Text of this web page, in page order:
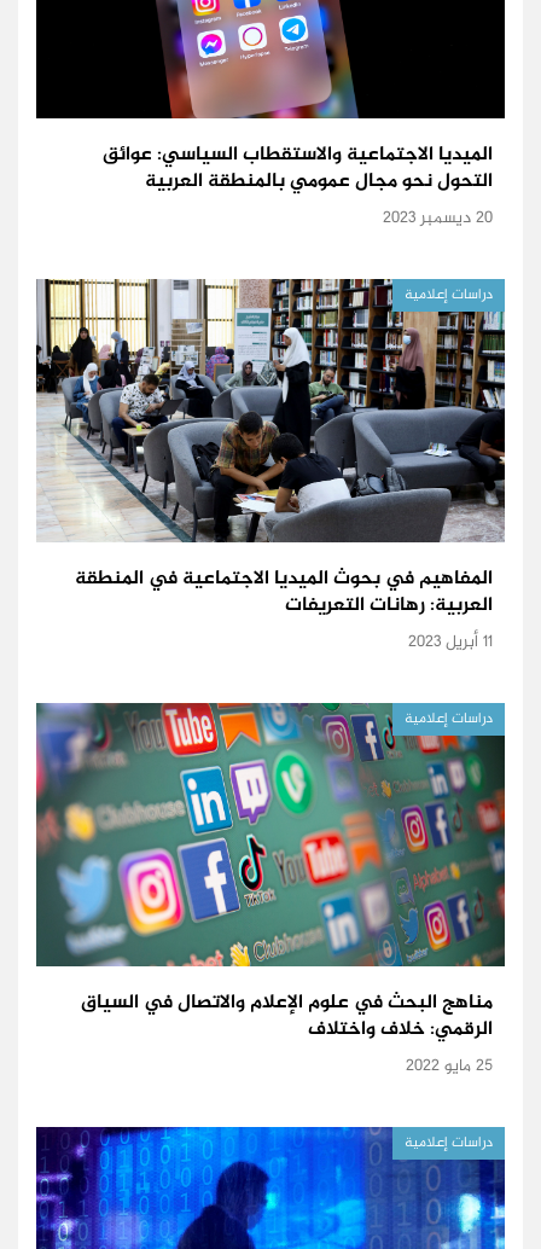
الميديا الاجتماعية والاستقطاب السياسي: عوائق
التحول نحو مجال عمومي بالمنطقة العربية
20 ديسمبر 2023
دراسات إعلامية
المفاهيم في بحوث الميديا الاجتماعية في المنطقة
العربية: رهانات التعريفات
11 أبريل 2023
دراسات إعلامية
مناهج البحث في علوم الإعلام والاتصال في السياق
الرقمي: خلاف واختلاف
25 مايو 2022
دراسات إعلامية